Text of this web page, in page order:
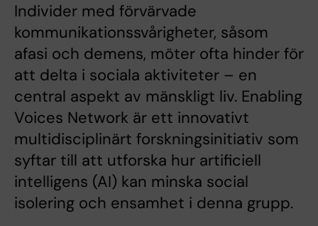
Individer med förvärvade
kommunikationssvårigheter, såsom
afasi och demens, möter ofta hinder för
att delta i sociala aktiviteter – en
central aspekt av mänskligt liv. Enabling
Voices Network är ett innovativt
multidisciplinärt forskningsinitiativ som
syftar till att utforska hur artificiell
intelligens (AI) kan minska social
isolering och ensamhet i denna grupp.